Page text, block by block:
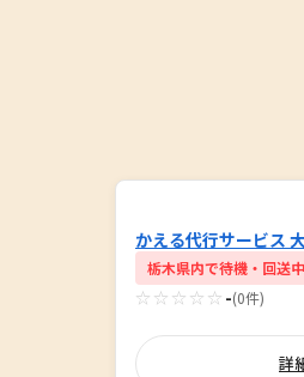
かえる代行サービス
栃木県内で待機・回送中
☆☆☆☆☆ -(0件)
詳